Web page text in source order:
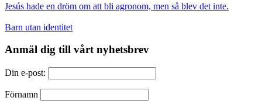
Jesús hade en dröm om att bli agronom, men så blev det inte.
Barn utan identitet
Anmäl dig till vårt nyhetsbrev
Din e-post:
Förnamn